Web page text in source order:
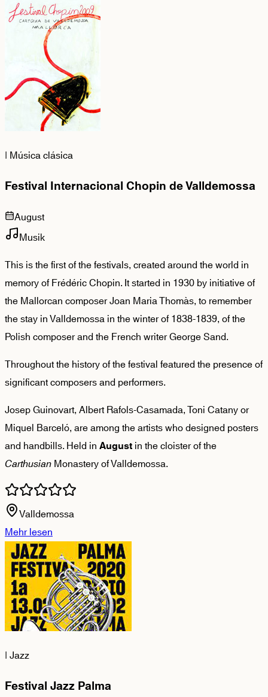
| Música clásica
Festival Internacional Chopin de Valldemossa
August
Musik
This is the first of the festivals, created around the world in
memory of Frédéric Chopin. It started in 1930 by initiative of
the Mallorcan composer Joan Maria Thomàs, to remember
the stay in Valldemossa in the winter of 1838-1839, of the
Polish composer and the French writer George Sand.
Throughout the history of the festival featured the presence of
significant composers and performers.
Josep Guinovart, Albert Rafols-Casamada, Toni Catany or
Miquel Barceló, are among the artists who designed posters
and handbills. Held inAugustin the cloister of the
CarthusianMonastery of Valldemossa.
Valldemossa
Mehr lesen
|Jazz
Festival Jazz Palma